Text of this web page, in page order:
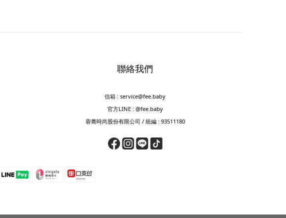
聯絡我們
信箱 : service@fee.baby
官方LINE : @fee.baby
蓉蕎時尚股份有限公司 / 統編 : 93511180